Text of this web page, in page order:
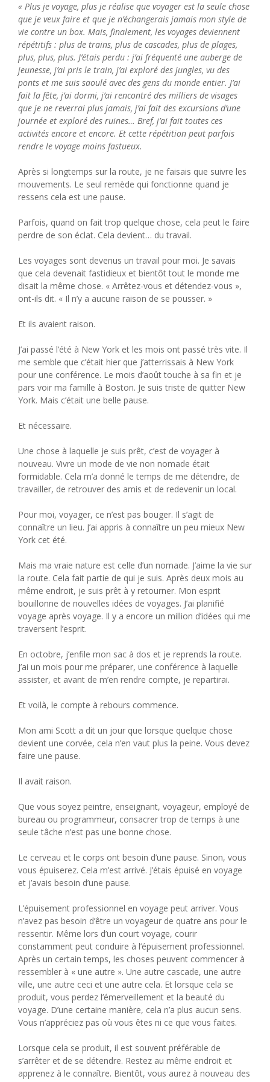
« Plus je voyage, plus je réalise que voyager est la seule chose
que je veux faire et que je n’échangerais jamais mon style de
vie contre un box. Mais, finalement, les voyages deviennent
répétitifs : plus de trains, plus de cascades, plus de plages,
plus, plus, plus. J’étais perdu : j’ai fréquenté une auberge de
jeunesse, j’ai pris le train, j’ai exploré des jungles, vu des
ponts et me suis saoulé avec des gens du monde entier. J’ai
fait la fête, j’ai dormi, j’ai rencontré des milliers de visages
que je ne reverrai plus jamais, j’ai fait des excursions d’une
journée et exploré des ruines… Bref, j’ai fait toutes ces
activités encore et encore. Et cette répétition peut parfois
rendre le voyage moins fastueux.
Après si longtemps sur la route, je ne faisais que suivre les
mouvements. Le seul remède qui fonctionne quand je
ressens cela est une pause.
Parfois, quand on fait trop quelque chose, cela peut le faire
perdre de son éclat. Cela devient… du travail.
Les voyages sont devenus un travail pour moi. Je savais
que cela devenait fastidieux et bientôt tout le monde me
disait la même chose. « Arrêtez-vous et détendez-vous »,
ont-ils dit. « Il n’y a aucune raison de se pousser. »
Et ils avaient raison.
J’ai passé l’été à New York et les mois ont passé très vite. Il
me semble que c’était hier que j’atterrissais à New York
pour une conférence. Le mois d’août touche à sa fin et je
pars voir ma famille à Boston. Je suis triste de quitter New
York. Mais c’était une belle pause.
Et nécessaire.
Une chose à laquelle je suis prêt, c’est de voyager à
nouveau. Vivre un mode de vie non nomade était
formidable. Cela m’a donné le temps de me détendre, de
travailler, de retrouver des amis et de redevenir un local.
Pour moi, voyager, ce n’est pas bouger. Il s’agit de
connaître un lieu. J’ai appris à connaître un peu mieux New
York cet été.
Mais ma vraie nature est celle d’un nomade. J’aime la vie sur
la route. Cela fait partie de qui je suis. Après deux mois au
même endroit, je suis prêt à y retourner. Mon esprit
bouillonne de nouvelles idées de voyages. J’ai planifié
voyage après voyage. Il y a encore un million d’idées qui me
traversent l’esprit.
En octobre, j’enfile mon sac à dos et je reprends la route.
J’ai un mois pour me préparer, une conférence à laquelle
assister, et avant de m’en rendre compte, je repartirai.
Et voilà, le compte à rebours commence.
Mon ami Scott a dit un jour que lorsque quelque chose
devient une corvée, cela n’en vaut plus la peine. Vous devez
faire une pause.
Il avait raison.
Que vous soyez peintre, enseignant, voyageur, employé de
bureau ou programmeur, consacrer trop de temps à une
seule tâche n’est pas une bonne chose.
Le cerveau et le corps ont besoin d’une pause. Sinon, vous
vous épuiserez. Cela m’est arrivé. J’étais épuisé en voyage
et j’avais besoin d’une pause.
L’épuisement professionnel en voyage peut arriver. Vous
n’avez pas besoin d’être un voyageur de quatre ans pour le
ressentir. Même lors d’un court voyage, courir
constamment peut conduire à l’épuisement professionnel.
Après un certain temps, les choses peuvent commencer à
ressembler à « une autre ». Une autre cascade, une autre
ville, une autre ceci et une autre cela. Et lorsque cela se
produit, vous perdez l’émerveillement et la beauté du
voyage. D’une certaine manière, cela n’a plus aucun sens.
Vous n’appréciez pas où vous êtes ni ce que vous faites.
Lorsque cela se produit, il est souvent préférable de
s’arrêter et de se détendre. Restez au même endroit et
apprenez à le connaître. Bientôt, vous aurez à nouveau des